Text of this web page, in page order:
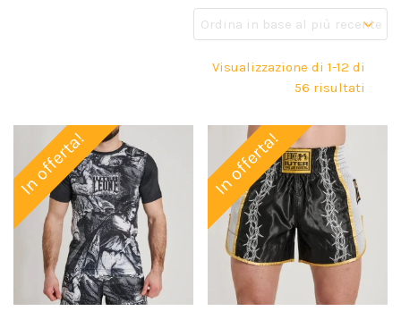
Visualizzazione di 1-12 di
56 risultati
In offerta! In offerta!